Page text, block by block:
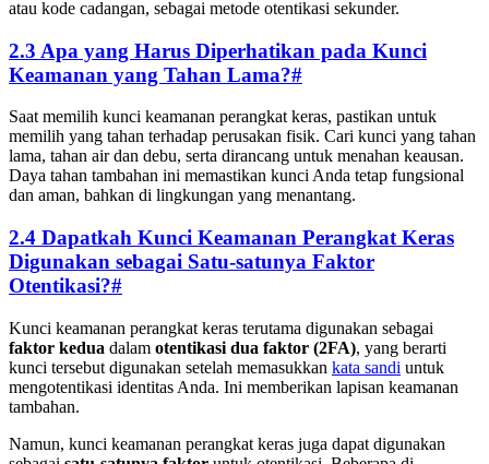
atau kode cadangan, sebagai metode otentikasi sekunder.
2.3 Apa yang Harus Diperhatikan pada Kunci
Keamanan yang Tahan Lama?#
Saat memilih kunci keamanan perangkat keras, pastikan untuk
memilih yang tahan terhadap perusakan fisik. Cari kunci yang tahan
lama, tahan air dan debu, serta dirancang untuk menahan keausan.
Daya tahan tambahan ini memastikan kunci Anda tetap fungsional
dan aman, bahkan di lingkungan yang menantang.
2.4 Dapatkah Kunci Keamanan Perangkat Keras
Digunakan sebagai Satu-satunya Faktor
Otentikasi?#
Kunci keamanan perangkat keras terutama digunakan sebagai
faktor kedua dalam otentikasi dua faktor (2FA), yang berarti
kunci tersebut digunakan setelah memasukkan kata sandi untuk
mengotentikasi identitas Anda. Ini memberikan lapisan keamanan
tambahan.
Namun, kunci keamanan perangkat keras juga dapat digunakan